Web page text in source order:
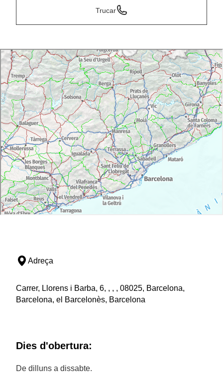
Trucar
Adreça
Carrer, Llorens i Barba, 6, , , , 08025, Barcelona,
Barcelona, el Barcelonès, Barcelona
Dies d'obertura:
De dilluns a dissabte.